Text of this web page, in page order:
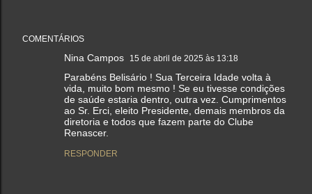
COMENTÁRIOS
Nina Campos 15 de abril de 2025 às 13:18
Parabéns Belisário ! Sua Terceira Idade volta à
vida, muito bom mesmo ! Se eu tivesse condições
de saúde estaria dentro, outra vez. Cumprimentos
ao Sr. Erci, eleito Presidente, demais membros da
diretoria e todos que fazem parte do Clube
Renascer.
RESPONDER